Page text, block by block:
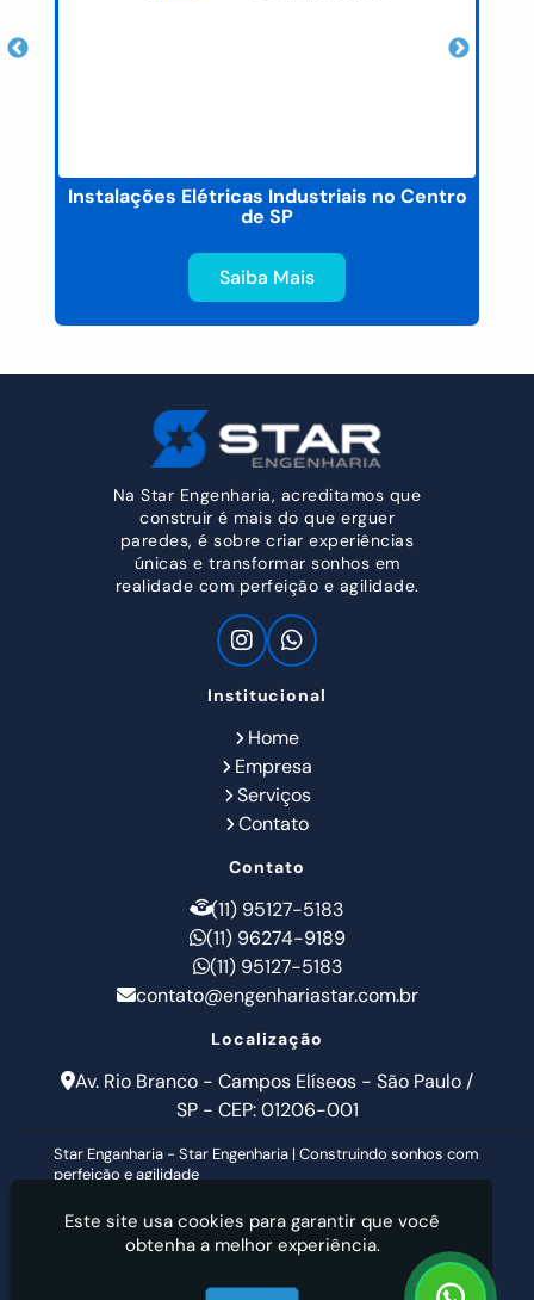
Instalações Elétricas Industriais no Centro
de SP
Saiba Mais
Na Star Engenharia, acreditamos que
construir é mais do que erguer
paredes, é sobre criar experiências
únicas e transformar sonhos em
realidade com perfeição e agilidade.
Institucional
Home
Empresa
Serviços
Contato
Contato
(11) 95127-5183
(11) 96274-9189
(11) 95127-5183
contato@engenhariastar.com.br
Localização
Av. Rio Branco - Campos Elíseos - São Paulo /
SP - CEP: 01206-001
Star Enganharia - Star Engenharia | Construindo sonhos com
perfeição e agilidade
Este site usa cookies para garantir que você
obtenha a melhor experiência.